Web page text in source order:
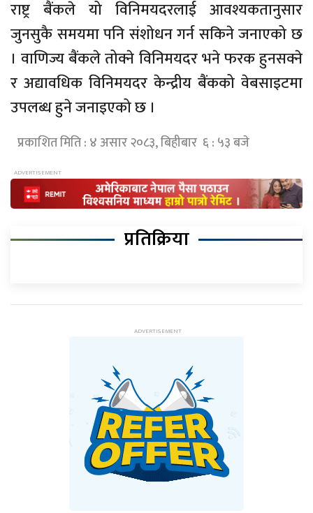
राष्ट्र बैंकले यो विनिमयदरलाई आवश्यकतानुसार
जुनसुकै समयमा पनि संशोधन गर्न सकिने जनाएको छ
। वाणिज्य बैंकले तोक्ने विनिमयदर भने फरक हुनसक्ने
र अद्यावधिक विनिमयदर केन्द्रीय बैंकको वेबसाइटमा
उपलब्ध हुने जनाइएको छ ।
प्रकाशित मिति : ४ असार २०८३, बिहीबार ६ : ५३ बजे
प्रतिक्रिया